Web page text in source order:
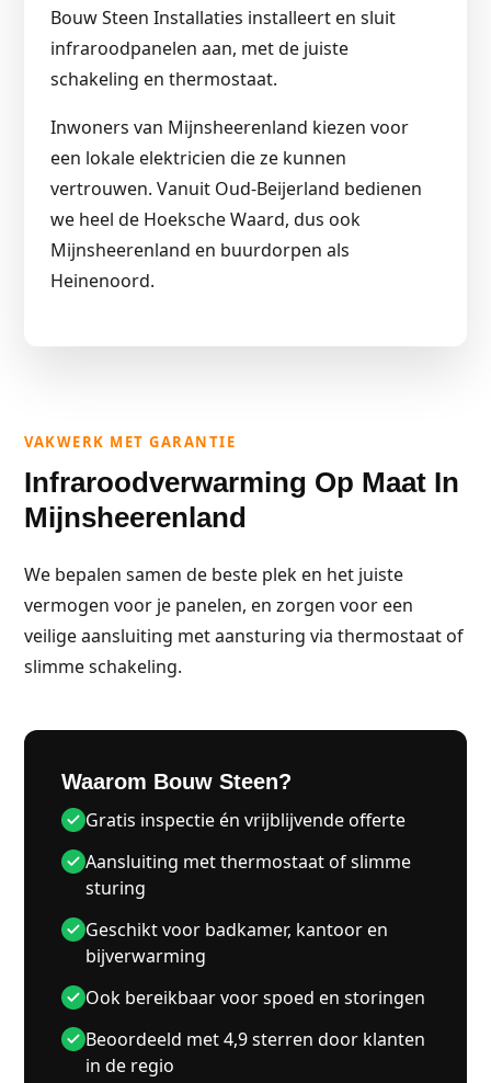
Bouw Steen Installaties installeert en sluit
infraroodpanelen aan, met de juiste
schakeling en thermostaat.
Inwoners van Mijnsheerenland kiezen voor
een lokale elektricien die ze kunnen
vertrouwen. Vanuit Oud-Beijerland bedienen
we heel de Hoeksche Waard, dus ook
Mijnsheerenland en buurdorpen als
Heinenoord.
VAKWERK MET GARANTIE
Infraroodverwarming Op Maat In
Mijnsheerenland
We bepalen samen de beste plek en het juiste
vermogen voor je panelen, en zorgen voor een
veilige aansluiting met aansturing via thermostaat of
slimme schakeling.
Waarom Bouw Steen?
Gratis inspectie én vrijblijvende offerte
Aansluiting met thermostaat of slimme
sturing
Geschikt voor badkamer, kantoor en
bijverwarming
Ook bereikbaar voor spoed en storingen
Beoordeeld met 4,9 sterren door klanten
in de regio